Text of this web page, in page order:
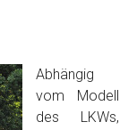
Abhängig
vom Modell
des LKWs,